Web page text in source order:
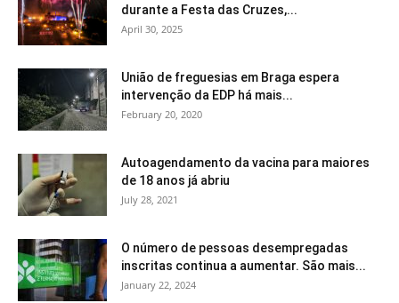
durante a Festa das Cruzes,...
April 30, 2025
União de freguesias em Braga espera
intervenção da EDP há mais...
February 20, 2020
Autoagendamento da vacina para maiores
de 18 anos já abriu
July 28, 2021
O número de pessoas desempregadas
inscritas continua a aumentar. São mais...
January 22, 2024